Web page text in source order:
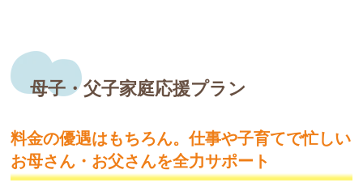
母子・父子家庭応援プラン
料金の優遇はもちろん。仕事や子育てで忙しい
お母さん・お父さんを全力サポート